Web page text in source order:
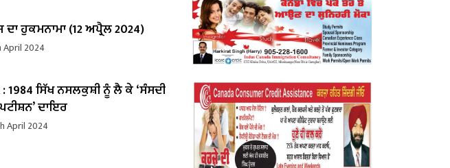
ਹੁਕਮਨਾਮਾ (12 ਅਪ੍ਰੈਲ 2024)
April 2024
: 1984 ਸਿੱਖ ਨਸਲਕੁਸ਼ੀ ਨੂੰ ਲੈ ਕੇ ‘ਸੰਸਦੀ
ਦਾਇਰ
April 2024